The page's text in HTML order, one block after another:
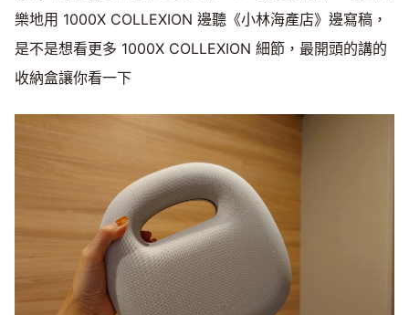
樂地用 1000X COLLEXION 邊聽《小林海產店》邊寫稿，
是不是想看更多 1000X COLLEXION 細節，最開頭的講的
收納盒讓你看一下